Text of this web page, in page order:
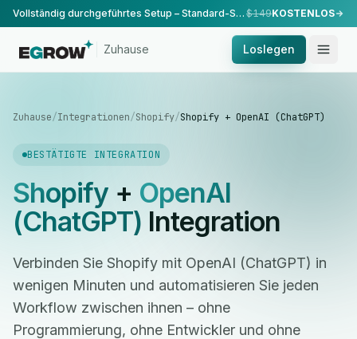
Vollständig durchgeführtes Setup – Standard-Setup, durchgeführt von unserem Team. $149KOSTENLOS
Zuhause Loslegen
Zuhause/Integrationen/Shopify/Shopify + OpenAI (ChatGPT)
BESTÄTIGTE INTEGRATION
Shopify+ OpenAI
(ChatGPT) Integration
Verbinden Sie Shopify mit OpenAI (ChatGPT) in
wenigen Minuten und automatisieren Sie jeden
Workflow zwischen ihnen – ohne
Programmierung, ohne Entwickler und ohne